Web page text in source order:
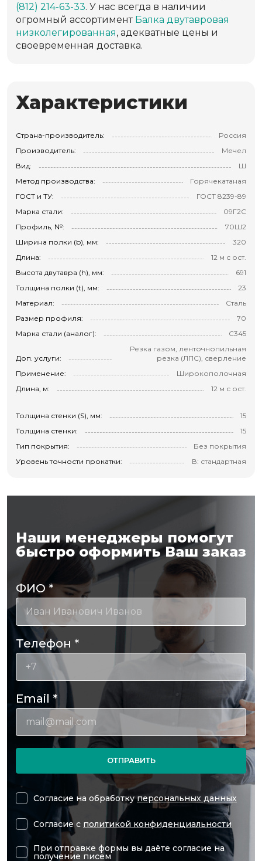
(812) 214-63-33. У нас всегда в наличии
огромный ассортимент Балка двутавровая
низколегированная, адекватные цены и
своевременная доставка.
Характеристики
Страна-производитель:
Россия
Производитель:
Мечел
Вид:
Ш
Метод производства:
Горячекатаная
ГОСТ и ТУ:
ГОСТ 8239-89
Марка стали:
09Г2С
Профиль, №:
70Ш2
Ширина полки (b), мм:
320
Длина:
12 м с ост.
Высота двутавра (h), мм:
691
Толщина полки (t), мм:
23
Материал:
Сталь
Размер профиля:
70
Марка стали (аналог):
С345
Доп. услуги:
Резка газом, ленточнопильная
резка (ЛПС), сверление
Применение:
Широкополочная
Длина, м:
12 м с ост.
Толщина стенки (S), мм:
15
Толщина стенки:
15
Тип покрытия:
Без покрытия
Уровень точности прокатки:
В: стандартная
Наши менеджеры помогут
быстро оформить Ваш заказ
ФИО*
Телефон *
Email *
ОТПРАВИТЬ
Согласие на обработкуперсональных данных
Согласие с политикой конфиденциальности
При отправке формы вы даёте согласие на
получение писем